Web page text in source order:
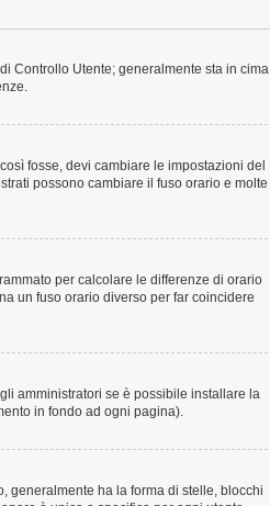
Controllo Utente; generalmente sta in cima
fosse, devi cambiare le impostazioni del
possono cambiare il fuso orario e molte
per calcolare le differenze di orario
un fuso orario diverso per far coincidere
amministratori se è possibile installare la
in fondo ad ogni pagina).
generalmente ha la forma di stelle, blocchi